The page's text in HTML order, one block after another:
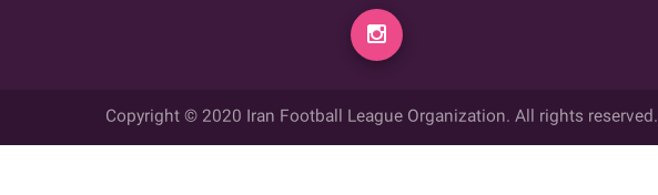
Copyright © 2020 Iran Football League Organization. All rights reserved.